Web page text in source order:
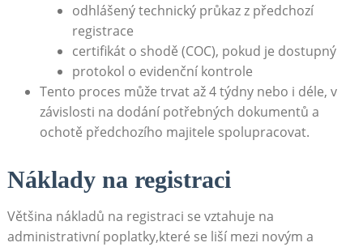
odhlášený technický průkaz z předchozí
registrace
certifikát o shodě (COC), pokud je dostupný
protokol o evidenční kontrole
Tento proces může trvat až 4 týdny nebo i déle, v
závislosti na dodání potřebných dokumentů a
ochotě předchozího majitele spolupracovat.
Náklady na registraci
Většina nákladů na registraci se vztahuje na
administrativní poplatky,které se liší mezi novým a